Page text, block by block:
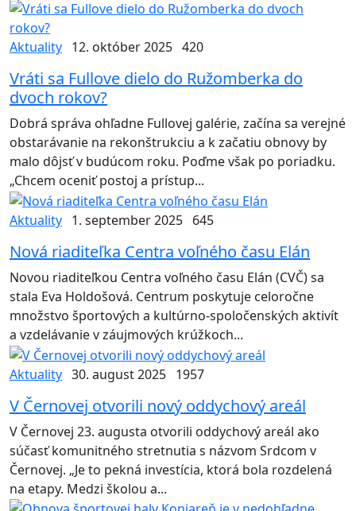
Aktuality 12. október 2025 420
Vráti sa Fullove dielo do Ružomberka do
dvoch rokov?
Dobrá správa ohľadne Fullovej galérie, začína sa verejné
obstarávanie na rekonštrukciu a k začatiu obnovy by
malo dôjsť v budúcom roku. Poďme však po poriadku.
„Chcem oceniť postoj a prístup...
Aktuality 1. september 2025 645
Nová riaditeľka Centra voľného času Elán
Novou riaditeľkou Centra voľného času Elán (CVČ) sa
stala Eva Holdošová. Centrum poskytuje celoročne
množstvo športových a kultúrno-spoločenských aktivít
a vzdelávanie v záujmových krúžkoch...
Aktuality 30. august 2025 1957
V Černovej otvorili nový oddychový areál
V Černovej 23. augusta otvorili oddychový areál ako
súčasť komunitného stretnutia s názvom Srdcom v
Černovej. „Je to pekná investícia, ktorá bola rozdelená
na etapy. Medzi školou a...